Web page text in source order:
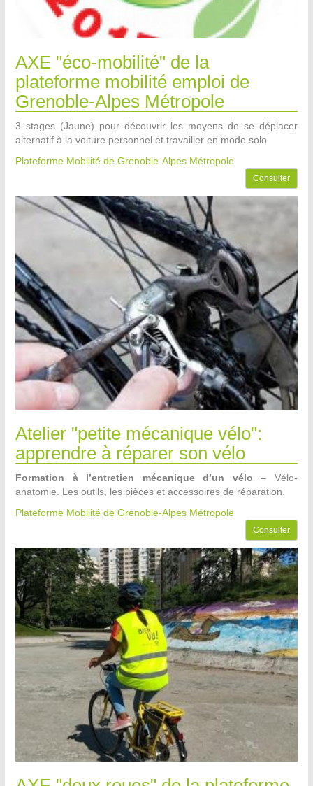
AXE "éco-mobilité" de la
plateforme mobilité emploi de
Grenoble-Alpes Métropole
3 stages (Jaune) pour découvrir les moyens de se déplacer
alternatif à la voiture personnel et travailler en mode solo
Plateforme Mobilité de Grenoble-Alpes Métropole
Consulter
Atelier "petite mécanique vélo":
apprendre à réparer son vélo
Formation à l’entretien mécanique d’un vélo – Vélo-
anatomie. Les outils, les pièces et accessoires de réparation.
Plateforme Mobilité de Grenoble-Alpes Métropole
Consulter